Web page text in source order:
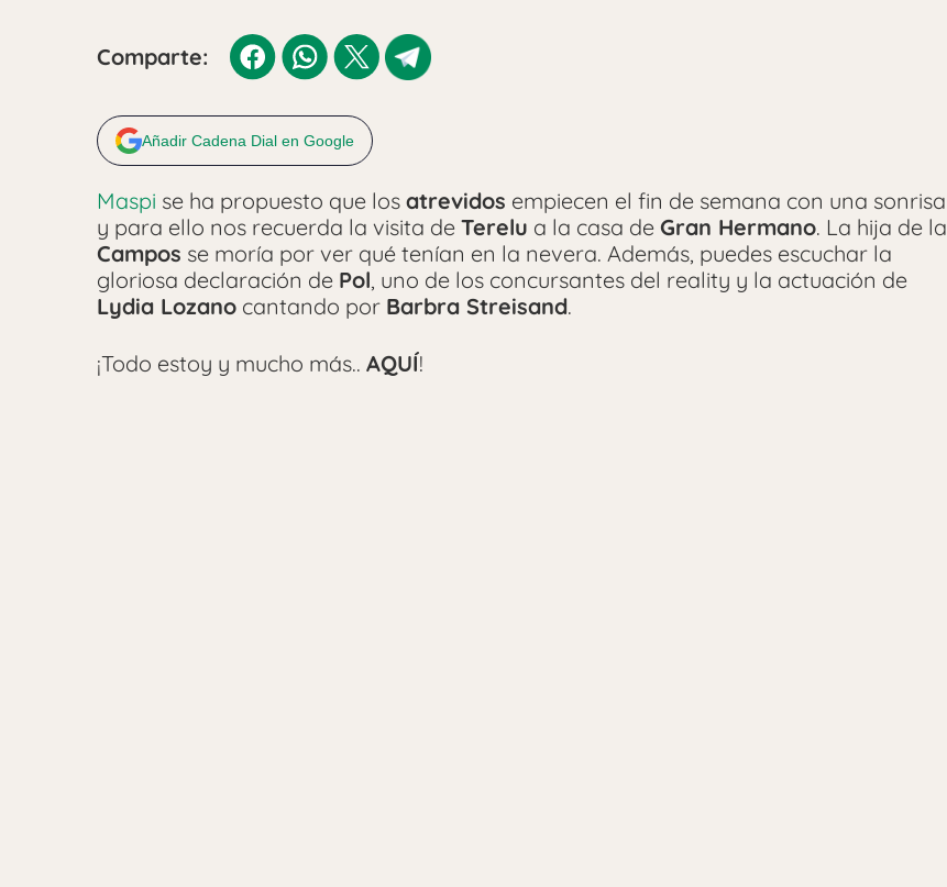
Comparte:
Añadir Cadena Dial en Google
Maspi se ha propuesto que los atrevidos empiecen el fin de semana con una sonrisa
y para ello nos recuerda la visita de Terelu a la casa de Gran Hermano. La hija de la
Campos se moría por ver qué tenían en la nevera. Además, puedes escuchar la
gloriosa declaración de Pol, uno de los concursantes del reality y la actuación de
Lydia Lozano cantando por Barbra Streisand.
¡Todo estoy y mucho más.. AQUÍ!